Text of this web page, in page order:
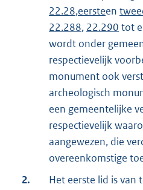
22.28,eersteen
22.288, 22.290 tot
wordt onder
respectievelijk
monument ook
archeologisch
een gemeentelijke
respectievelijk
aangewezen, die
overeenkomstige
2.
Het eerste lid is van